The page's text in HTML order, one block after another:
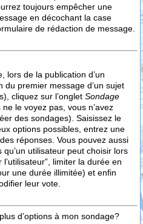
toujours empêcher une
en décochant la case
de rédaction de message.
lors de la publication d’un
du premier message d’un sujet
cliquez sur l’onglet Sondage
le voyez pas, vous n’avez
des sondages). Saisissez le
options possibles, entrez une
réponses. Vous pouvez aussi
utilisateur peut choisir lors
limiter la durée en
une durée illimitée) et enfin
leur vote.
d’options à mon sondage?